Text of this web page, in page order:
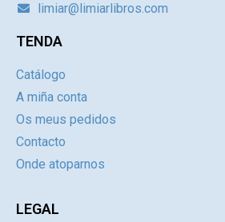
limiar@limiarlibros.com
TENDA
Catálogo
A miña conta
Os meus pedidos
Contacto
Onde atoparnos
LEGAL